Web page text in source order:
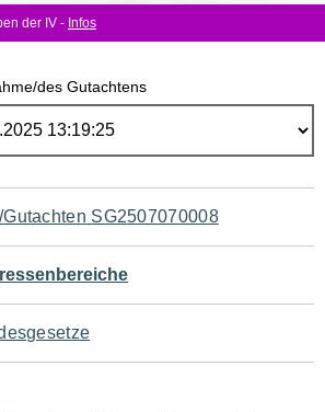
der IV - Infos
des Gutachtens
SG2507070008